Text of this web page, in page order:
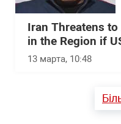
Iran Threatens
in the Region if
13 марта, 10:48